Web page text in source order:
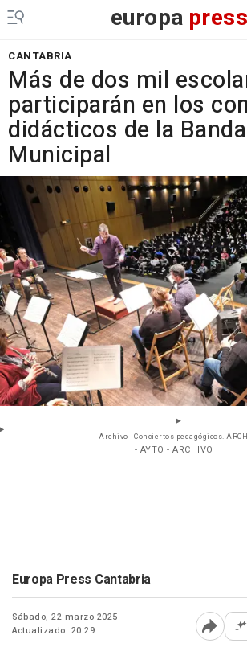
europa press
CANTABRIA
Más de dos mil
participarán en los
didácticos de la Banda
Municipal
Archivo - Conciertos pedagógicos.-
- AYTO - ARCHIVO
Europa Press Cantabria
Sábado, 22 marzo 2025
Actualizado: 20:29
Abrir